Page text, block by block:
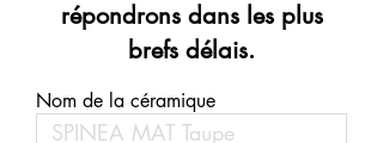
répondrons dans les plus
brefs délais.
Nom de la céramique